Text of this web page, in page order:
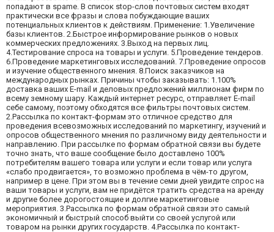
попадают в spame. В список stop-слов почтовых систем входят
практически все фразы и слова побуждающие ваших
потенциальных клиентов к действиям. Применение: 1.Увеличение
базы клиентов. 2.Быстрое информирование рынков о новых
коммерческих предложениях. 3.Выход на первых лиц.
4.Тестирование спроса на товары и услуги. 5.Проведение тендеров.
6.Проведение маркетинговых исследований. 7.Проведение опросов
и изучение общественного мнения. 8.Поиск заказчиков на
международных рынках. Причины чтобы заказывать: 1.100%
доставка ваших E-mail и деловых предложений миллионам фирм по
всему земному шару. Каждый интернет ресурс, отправляет E-mail
себе самому, поэтому обходятся все фильтры почтовых систем.
2.Рассылка по контакт-формам это отличное средство для
проведения всевозможных исследований по маркетингу, изучений и
опросов общественного мнения по различному виду деятельности и
направлению. При рассылке по формам обратной связи вы будете
точно знать, что ваше сообщение было доставлено 100%
потребителям вашего товара или услуги и если товар или услуга
«слабо продвигается», то возможно проблема в чём-то другом,
например в цене. При этом вы в течение семи дней увидите спрос на
ваши товары и услуги, вам не придётся тратить средства на аренду
и другие более дорогостоящие и долгие маркетинговые
мероприятия. 3.Рассылка по формам обратной связи это самый
экономичный и быстрый способ выйти со своей услугой или
товаром на рынки других государств. 4.Рассылка по контакт-